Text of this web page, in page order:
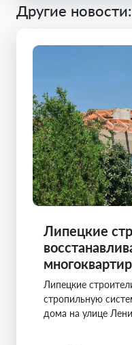
Другие новости:
Липецкие
Липецкие
стропильную
дома на улице